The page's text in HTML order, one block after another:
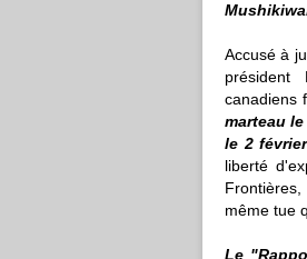
Accusé à
canadiens
marteau
le 2
liberté
même tue
Le "